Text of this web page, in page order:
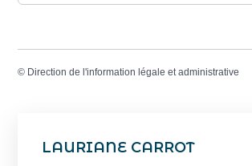
LAURIANE CARROT
© Direction de l'information légale et administrative